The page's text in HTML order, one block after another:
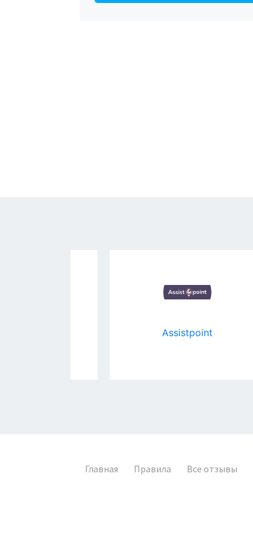
Assistpoint
Главная Правила Все отзывы